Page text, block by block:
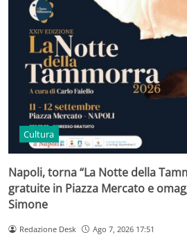
Cultura
Napoli, torna “La Notte della
gratuite in Piazza Mercato e
Simone
Redazione Desk Ago 7, 2026 17:51